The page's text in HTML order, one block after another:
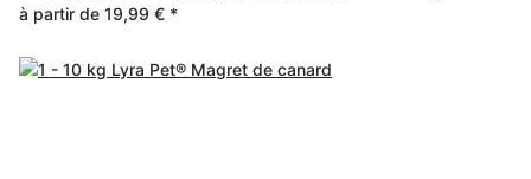
à partir de 19,99 € *